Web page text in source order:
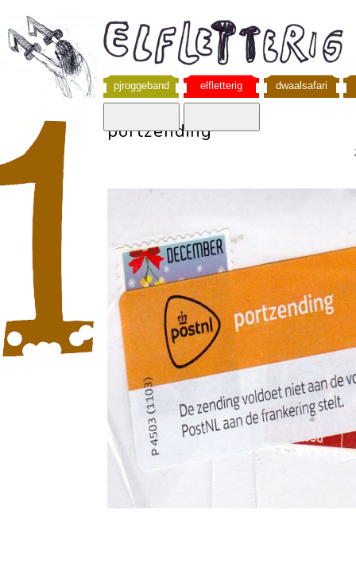
pjroggeband elfletterig dwaalsafari
portzending